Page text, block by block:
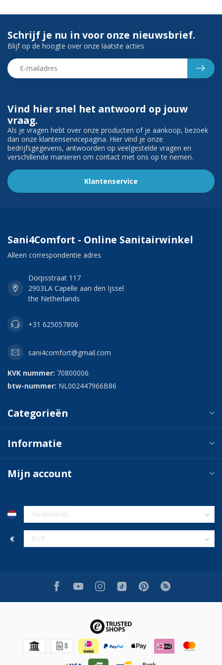
Vind hier snel het antwoord op jouw
vraag.
Als je vragen hebt over onze producten of je aankoop, bezoek
dan onze klantenservicepagina. Hier vind je onze
bedrijfsgegevens, antwoorden op veelgestelde vragen en
verschillende manieren om contact met ons op te nemen.
Klantenservice
Schrijf je nu in voor onze nieuwsbrief.
Blijf op de hoogte over onze laatste acties
Sani4Comfort - Online Sanitairwinkel
Alleen correspondentie adres
Dorpsstraat 117
2903LA Capelle aan den Ijssel
the Netherlands
+31 625057806
sani4comfort@gmail.com
KVK nummer: 70800006
btw-nummer: NL002447966B86
Categorieën
Informatie
Mijn account
€